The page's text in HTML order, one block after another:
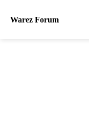
Warez Forum